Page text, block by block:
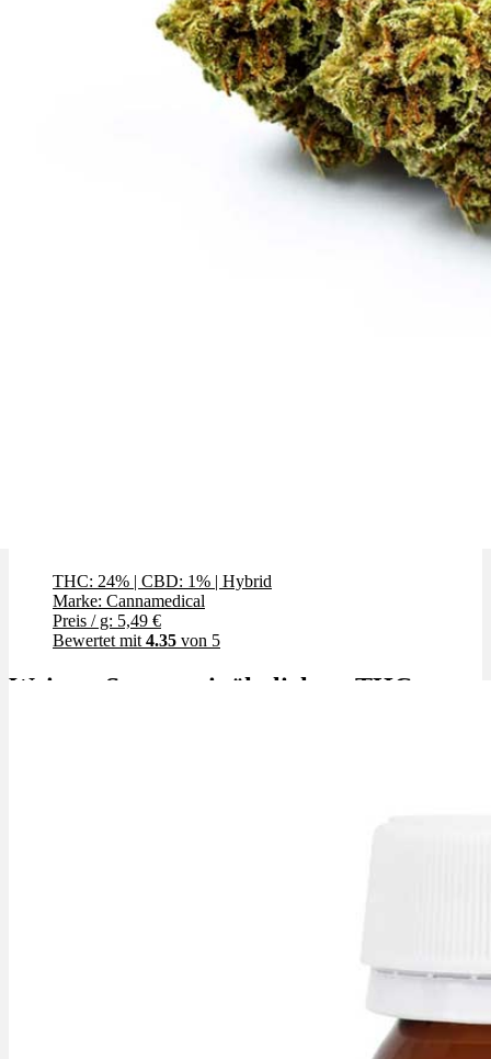
THC: 24% | CBD: 1% | Hybrid
Marke: Cannamedical
Preis / g: 5,49 €
Bewertet mit 4.35 von 5
Weitere Sorten mit ähnlichem THC